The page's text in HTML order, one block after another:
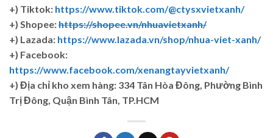
+) Tiktok: https://www.tiktok.com/@ctysxvietxanh/
+) Shopee:https://shopee.vn/nhuavietxanh/
+) Lazada: https://www.lazada.vn/shop/nhua-viet-xanh/
+) Facebook:
https://www.facebook.com/xenangtayvietxanh/
+) Địa chỉ kho xem hàng: 334 Tân Hòa Đông, Phường Bình
Trị Đông, Quận Bình Tân, TP.HCM